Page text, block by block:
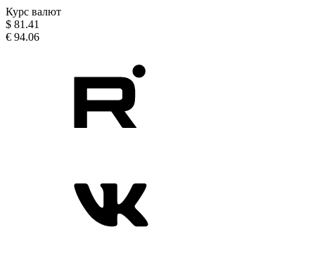
Курс валют
$ 81.41
€ 94.06